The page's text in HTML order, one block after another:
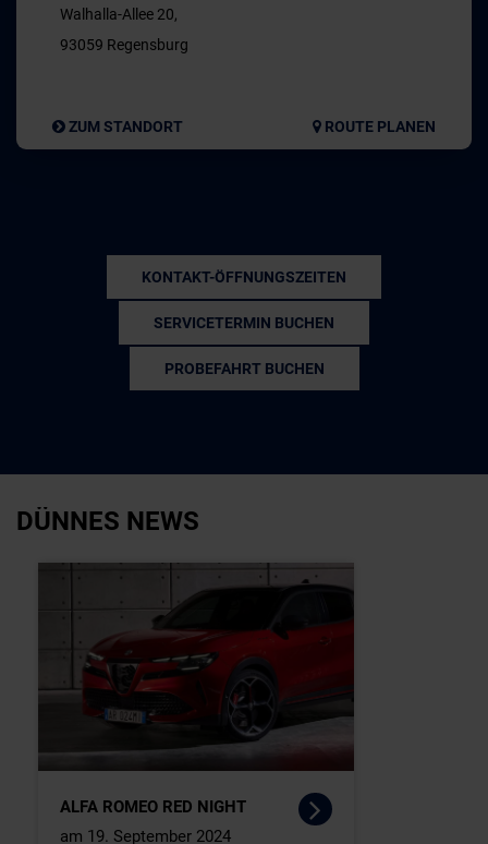
Walhalla-Allee 20,
93059 Regensburg
ZUM STANDORT ROUTE PLANEN
KONTAKT-ÖFFNUNGSZEITEN
SERVICETERMIN BUCHEN
PROBEFAHRT BUCHEN
DÜNNES NEWS
ALFA ROMEO RED NIGHT
am 19. September 2024